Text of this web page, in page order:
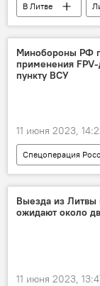
В Литве
Общество
Минобороны РФ
применения
пункту ВСУ
11 июня 2023,
Спецоперация
В мире
Минобороны РФ
Выезда из Литвы
ожидают около
11 июня 2023,